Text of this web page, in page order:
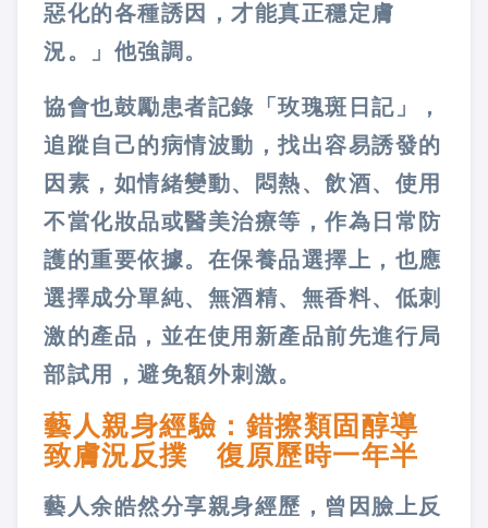
惡化的各種誘因，才能真正穩定膚
況。」他強調。
協會也鼓勵患者記錄「玫瑰斑日記」，
追蹤自己的病情波動，找出容易誘發的
因素，如情緒變動、悶熱、飲酒、使用
不當化妝品或醫美治療等，作為日常防
護的重要依據。在保養品選擇上，也應
選擇成分單純、無酒精、無香料、低刺
激的產品，並在使用新產品前先進行局
部試用，避免額外刺激。
藝人親身經驗：錯擦類固醇導
致膚況反撲 復原歷時一年半
藝人余皓然分享親身經歷，曾因臉上反